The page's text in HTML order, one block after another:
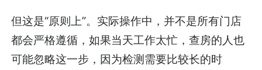
但这是“原则上”。实际操作中，并不是所有门店
都会严格遵循，如果当天工作太忙，查房的人也
可能忽略这一步，因为检测需要比较长的时